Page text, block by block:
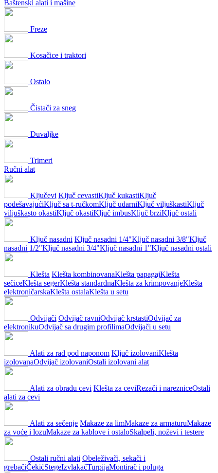
Baštenski alati i mašine
Freze
Kosačice i traktori
Ostalo
Čistači za sneg
Duvaljke
Trimeri
Ručni alat
Ključevi Ključ cevastiKljuč kukastiKljuč
podešavajućiKljuč sa t-ručkomKljuč udarniKljuč viljuškastiKljuč
viljuškasto okastiKljuč okastiKljuč imbusKljuč brziKljuč ostali
Ključ nasadni Ključ nasadni 1/4"Ključ nasadni 3/8"Ključ
nasadni 1/2"Ključ nasadni 3/4"Ključ nasadni 1"Ključ nasadni ostali
Klešta Klešta kombinovanaKlešta papagajKlešta
sečiceKlešta segerKlešta standardnaKlešta za krimpovanjeKlešta
elektroničarskaKlešta ostalaKlešta u setu
Odvijači Odvijač ravniOdvijač krstastiOdvijač za
elektronikuOdvijač sa drugim profilimaOdvijači u setu
Alati za rad pod naponom Ključ izolovaniKlešta
izolovanaOdvijač izolovaniOstali izolovani alat
Alati za obradu cevi Klešta za ceviRezači i narezniceOstali
alati za cevi
Alati za sečenje Makaze za limMakaze za armaturuMakaze
za voće i lozuMakaze za kablove i ostaloSkalpeli, noževi i testere
Ostali ručni alati Obeleživači, sekači i
grebačiČekićStegeIzvlakačTurpijaMontirač i poluga